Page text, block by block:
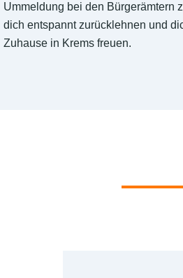
Ummeldung bei den Bürgerämtern
dich entspannt zurücklehnen und
Zuhause in Krems freuen.